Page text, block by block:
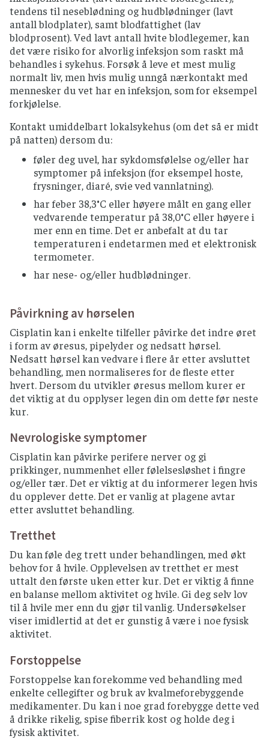
tendens til neseblødning og hudblødninger (lavt
antall blodplater), samt blodfattighet (lav
blodprosent). Ved lavt antall hvite blodlegemer, kan
det være risiko for alvorlig infeksjon som raskt må
behandles i sykehus. Forsøk å leve et mest mulig
normalt liv, men hvis mulig unngå nærkontakt med
mennesker du vet har en infeksjon, som for eksempel
forkjølelse.
Kontakt umiddelbart lokalsykehus (om det så er midt
på natten) dersom du:
føler deg uvel, har sykdomsfølelse og/eller har
symptomer på infeksjon (for eksempel hoste,
frysninger, diaré, svie ved vannlatning).
har feber 38,3°C eller høyere målt en gang eller
vedvarende temperatur på 38,0°C eller høyere i
mer enn en time. Det er anbefalt at du tar
temperaturen i endetarmen med et elektronisk
termometer.
har nese- og/eller hudblødninger.
Påvirkning av hørselen
Cisplatin kan i enkelte tilfeller påvirke det indre øret
i form av øresus, pipelyder og nedsatt hørsel.
Nedsatt hørsel kan vedvare i flere år etter avsluttet
behandling, men normaliseres for de fleste etter
hvert. Dersom du utvikler øresus mellom kurer er
det viktig at du opplyser legen din om dette før neste
kur.
Nevrologiske symptomer
Cisplatin kan påvirke perifere nerver og gi
prikkinger, nummenhet eller følelsesløshet i fingre
og/eller tær. Det er viktig at du informerer legen hvis
du opplever dette. Det er vanlig at plagene avtar
etter avsluttet behandling.
Tretthet
Du kan føle deg trett under behandlingen, med økt
behov for å hvile. Opplevelsen av tretthet er mest
uttalt den første uken etter kur. Det er viktig å finne
en balanse mellom aktivitet og hvile. Gi deg selv lov
til å hvile mer enn du gjør til vanlig. Undersøkelser
viser imidlertid at det er gunstig å være i noe fysisk
aktivitet.
Forstoppelse
Forstoppelse kan forekomme ved behandling med
enkelte cellegifter og bruk av kvalmeforebyggende
medikamenter. Du kan i noe grad forebygge dette ved
å drikke rikelig, spise fiberrik kost og holde deg i
fysisk aktivitet.